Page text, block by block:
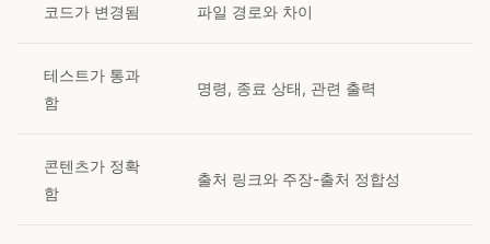
코드가 변경됨 파일 경로와 차이
테스트가 통과
함
명령, 종료 상태, 관련 출력
콘텐츠가 정확
함
출처 링크와 주장-출처 정합성